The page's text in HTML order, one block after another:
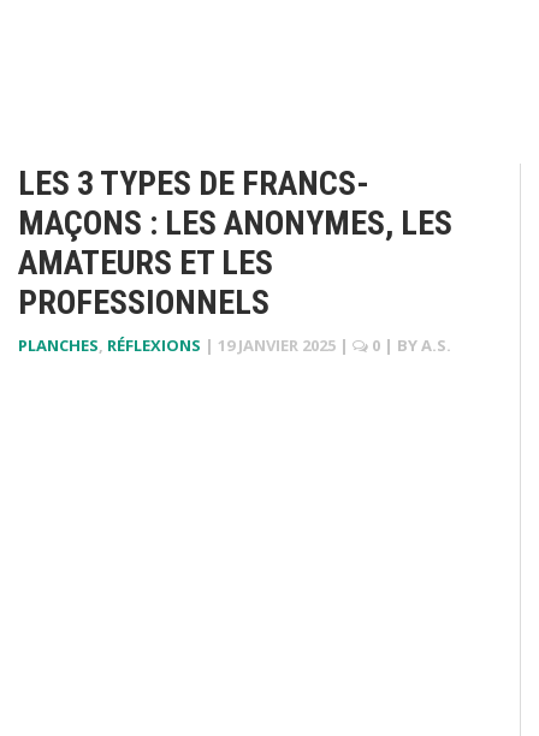
LES 3 TYPES DE FRANCS-
MAÇONS : LES ANONYMES, LES
AMATEURS ET LES
PROFESSIONNELS
PLANCHES, RÉFLEXIONS | 19 JANVIER 2025 | 0 | BYA.S.